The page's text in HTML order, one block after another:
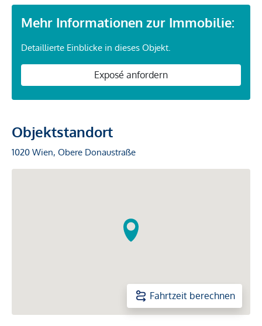
Mehr Informationen zur Immobilie:
Detaillierte Einblicke in dieses Objekt.
Exposé anfordern
Objektstandort
1020 Wien, Obere Donaustraße
Fahrtzeit berechnen